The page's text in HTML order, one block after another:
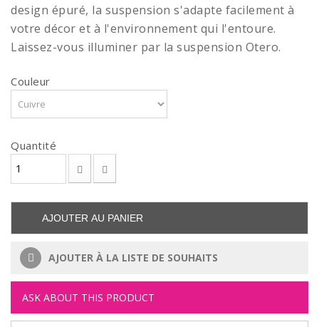
design épuré, la suspension s'adapte facilement à
votre décor et à l'environnement qui l'entoure.
Laissez-vous illuminer par la suspension Otero.
Couleur
Quantité
AJOUTER AU PANIER
AJOUTER À LA LISTE DE SOUHAITS
ASK ABOUT THIS PRODUCT